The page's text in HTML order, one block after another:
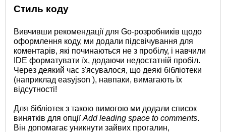
Стиль коду
Вивчивши рекомендації для Go-розробників щодо
оформлення коду, ми додали підсвічування для
коментарів, які починаються не з пробілу, і навчили
IDE форматувати їх, додаючи недостатній пробіл.
Через деякий час з'ясувалося, що деякі бібліотеки
(наприклад easyjson ), навпаки, вимагають їх
відсутності!
Для бібліотек з такою вимогою ми додали список
винятків для опціїAdd leading space to comments.
Він допомагає уникнути зайвих прогалин,